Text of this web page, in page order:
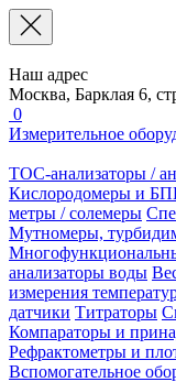
Наш адрес
Москва, Барклая 6,
0
Измерительное
TOC-анализаторы /
Кислородомеры и
метры / солемеры
Мутномеры,
анализаторы воды
измерения
датчики Титраторы
Компараторы и
Рефрактометры и
Вспомогательное